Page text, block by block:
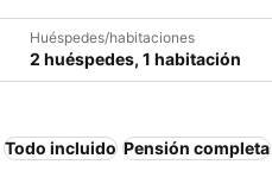
Huéspedes/habitaciones
2 huéspedes, 1 habitación
Todo incluido Pensión completa